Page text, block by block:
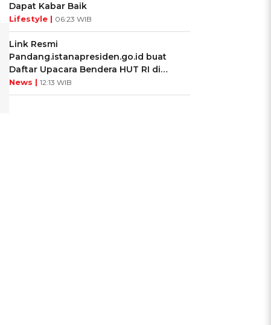
Dapat Kabar Baik
Lifestyle | 06:23 WIB
Link Resmi
Pandang.istanapresiden.go.id buat
Daftar Upacara Bendera HUT RI di
Istana Negara
News | 12:13 WIB